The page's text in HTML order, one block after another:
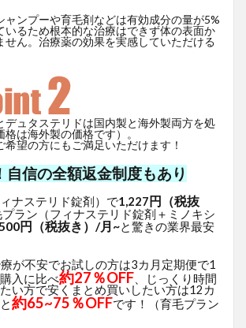
ャンプーや育毛剤などは有効成分の量が5%
いるため根本的な治療はできず体の表面か
せん。治療薬の効果を実感していただける
デュタステリドは国内製と海外製両方を処
は海外製の価格です）。
希望の方にもご満足いただけます！
自信の全額返金制度もあり
ナステリド錠剤）で1,227円（税抜
プラン（フィナステリド錠剤＋ミノキシ
円（税抜き）/月~と驚きの業界最安
が不安でお試しの方は3カ月定期便で1
入に比べ約27％OFF 、じっくり時間
い方で安くまとめ買いしたい方は12カ
約65~75％OFFです！（育毛プラン